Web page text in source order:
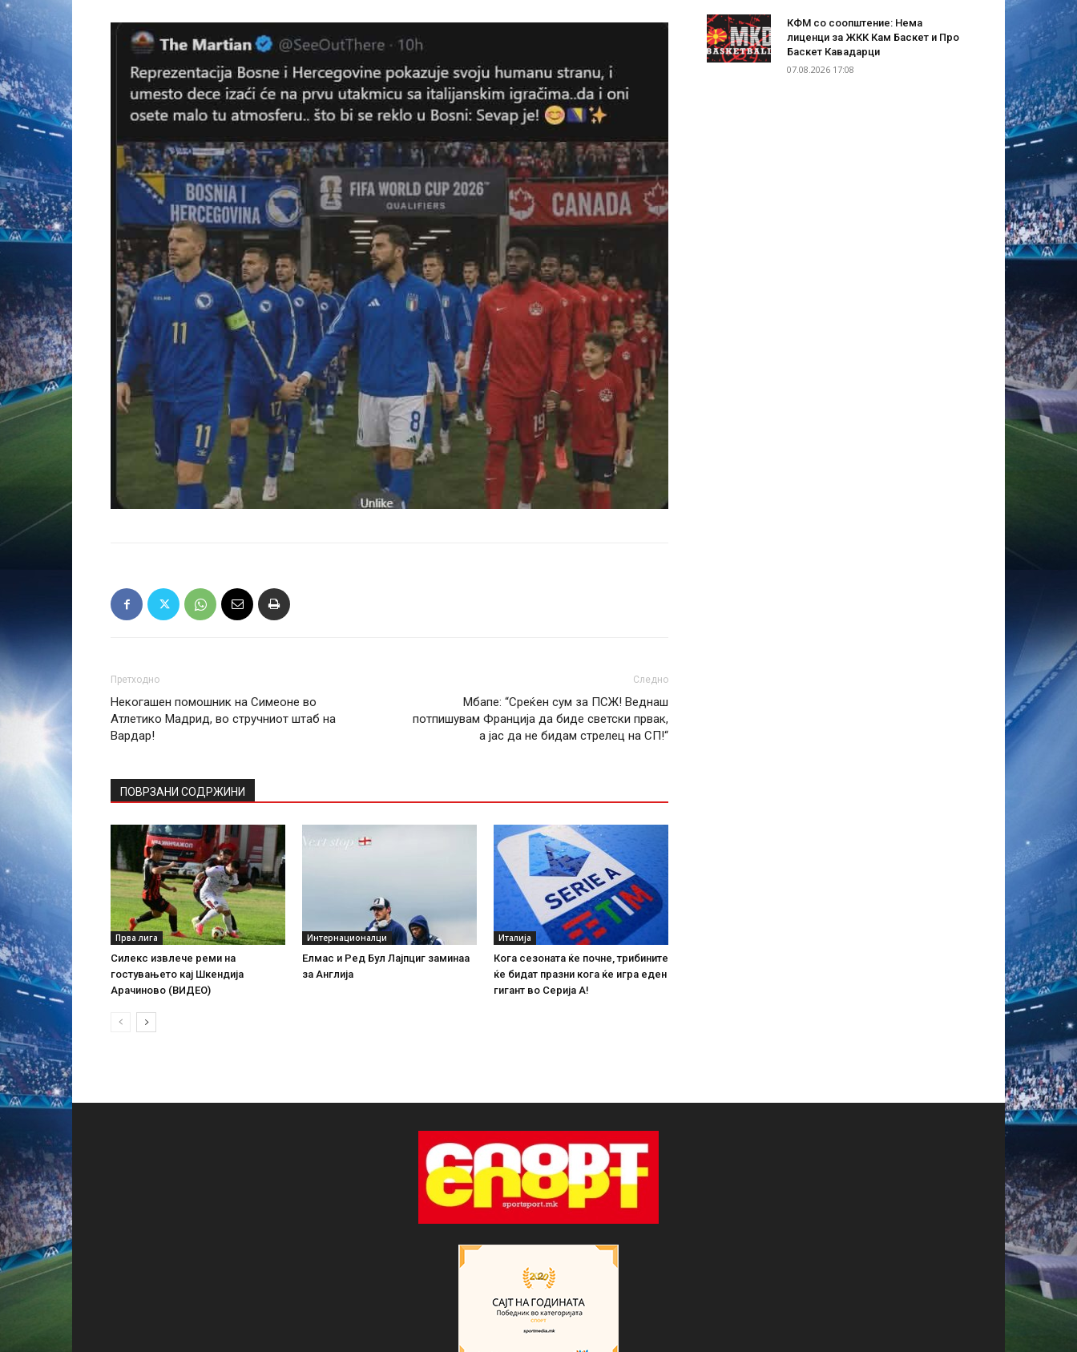
Претходно
Некогашен помошник на Симеоне во
Атлетико Мадрид, во стручниот штаб на
Вардар!
Следно
Мбапе: “Среќен сум за ПСЖ! Веднаш
потпишувам Франција да биде светски првак,
а јас да не бидам стрелец на СП!“
ПОВРЗАНИ СОДРЖИНИ
Прва лига
Силекс извлече реми на
гостувањето кај Шкендија
Арачиново (ВИДЕО)
Интернационалци
Елмас и Ред Бул Лајпциг заминаа
за Англија
Италија
Кога сезоната ќе почне, трибините
ќе бидат празни кога ќе игра еден
гигант во Серија А!
КФМ со соопштение: Нема
лиценци за ЖКК Кам Баскет и Про
Баскет Кавадарци
07.08.2026 17:08